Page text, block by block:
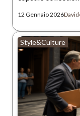
12 Gennaio 2026
Style&Culture